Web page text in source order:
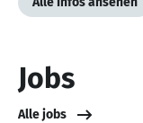
Jobs
Alle jobs